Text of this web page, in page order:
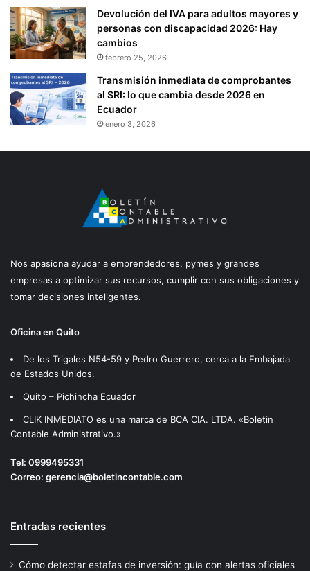
A
P
I
T
L
S
O
C
A
C
O
N
T
T
U
I
N
E
C
E
R
A
Devolución del IVA para adultos mayores y
personas con discapacidad 2026: Hay
cambios
febrero 25, 2026
Transmisión inmediata de comprobantes
al SRI: lo que cambia desde 2026 en
Ecuador
enero 3, 2026
Nos apasiona ayudar a emprendedores, pymes y grandes
empresas a optimizar sus recursos, cumplir con sus obligaciones y
tomar decisiones inteligentes.
Oficina en Quito
De los Trigales N54-59 y Pedro Guerrero, cerca a la Embajada
de Estados Unidos.
Quito – Pichincha Ecuador
CLIK INMEDIATO es una marca de BCA CIA. LTDA. «Boletin
Contable Administrativo.»
Tel: 0999495331
Correo: gerencia@boletincontable.com
Entradas recientes
Cómo detectar estafas de inversión: guía con alertas oficiales